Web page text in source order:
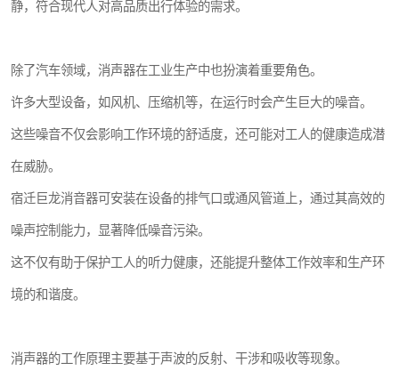
静，符合现代人对高品质出行体验的需求。
除了汽车领域，消声器在工业生产中也扮演着重要角色。
许多大型设备，如风机、压缩机等，在运行时会产生巨大的噪音。
这些噪音不仅会影响工作环境的舒适度，还可能对工人的健康造成潜
在威胁。
宿迁巨龙消音器可安装在设备的排气口或通风管道上，通过其高效的
噪声控制能力，显著降低噪音污染。
这不仅有助于保护工人的听力健康，还能提升整体工作效率和生产环
境的和谐度。
消声器的工作原理主要基于声波的反射、干涉和吸收等现象。